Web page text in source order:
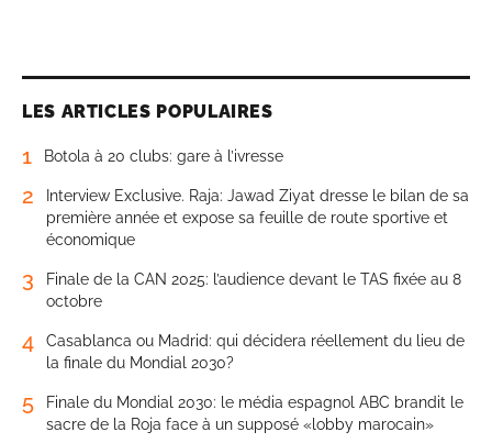
LES ARTICLES POPULAIRES
1 Botola à 20 clubs: gare à l’ivresse
2
Interview Exclusive. Raja: Jawad Ziyat dresse le bilan de sa
première année et expose sa feuille de route sportive et
économique
3
Finale de la CAN 2025: l’audience devant le TAS fixée au 8
octobre
4
Casablanca ou Madrid: qui décidera réellement du lieu de
la finale du Mondial 2030?
5
Finale du Mondial 2030: le média espagnol ABC brandit le
sacre de la Roja face à un supposé «lobby marocain»